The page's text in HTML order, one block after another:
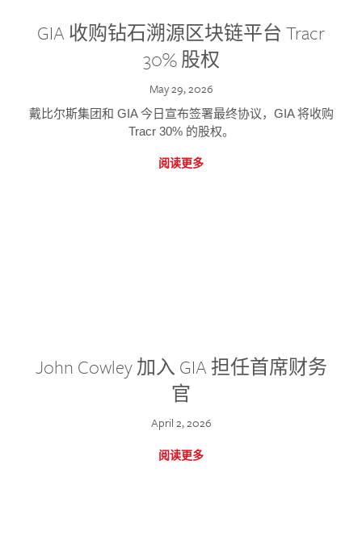
GIA 收购钻石溯源区块链平台 Tracr
30% 股权
May 29, 2026
戴比尔斯集团和 GIA 今日宣布签署最终协议，GIA 将收购
Tracr 30% 的股权。
阅读更多
John Cowley 加入 GIA 担任首席财务
官
April 2, 2026
阅读更多